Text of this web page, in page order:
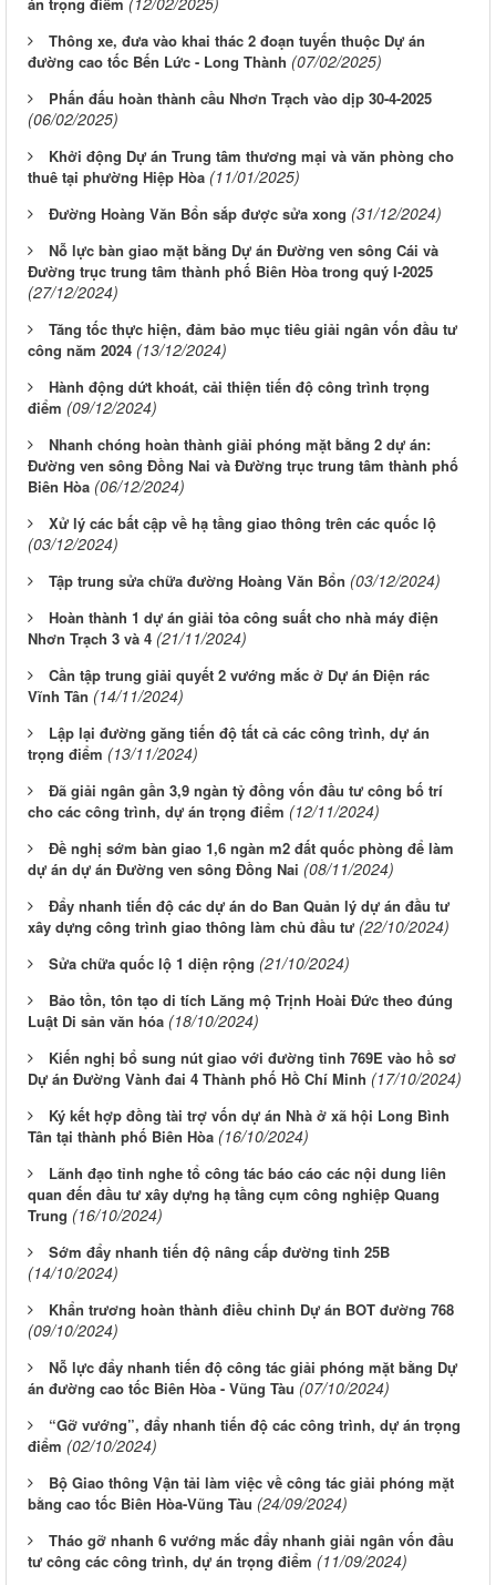
Thông xe, đưa vào khai thác 2 đoạn tuyến thuộc Dự án
đường cao tốc Bến Lức - Long Thành (07/02/2025)
Phấn đấu hoàn thành cầu Nhơn Trạch vào dịp 30-4-2025
(06/02/2025)
Khởi động Dự án Trung tâm thương mại và văn phòng cho
thuê tại phường Hiệp Hòa (11/01/2025)
Đường Hoàng Văn Bổn sắp được sửa xong (31/12/2024)
Nỗ lực bàn giao mặt bằng Dự án Đường ven sông Cái và
Đường trục trung tâm thành phố Biên Hòa trong quý I-2025
(27/12/2024)
Tăng tốc thực hiện, đảm bảo mục tiêu giải ngân vốn đầu tư
công năm 2024 (13/12/2024)
Hành động dứt khoát, cải thiện tiến độ công trình trọng
điểm (09/12/2024)
Nhanh chóng hoàn thành giải phóng mặt bằng 2 dự án:
Đường ven sông Đồng Nai và Đường trục trung tâm thành phố
Biên Hòa (06/12/2024)
Xử lý các bất cập về hạ tầng giao thông trên các quốc lộ
(03/12/2024)
Tập trung sửa chữa đường Hoàng Văn Bổn (03/12/2024)
Hoàn thành 1 dự án giải tỏa công suất cho nhà máy điện
Nhơn Trạch 3 và 4 (21/11/2024)
Cần tập trung giải quyết 2 vướng mắc ở Dự án Điện rác
Vĩnh Tân (14/11/2024)
Lập lại đường găng tiến độ tất cả các công trình, dự án
trọng điểm (13/11/2024)
Đã giải ngân gần 3,9 ngàn tỷ đồng vốn đầu tư công bố trí
cho các công trình, dự án trọng điểm (12/11/2024)
Đề nghị sớm bàn giao 1,6 ngàn m2 đất quốc phòng để làm
dự án dự án Đường ven sông Đồng Nai (08/11/2024)
Đẩy nhanh tiến độ các dự án do Ban Quản lý dự án đầu tư
xây dựng công trình giao thông làm chủ đầu tư (22/10/2024)
Sửa chữa quốc lộ 1 diện rộng (21/10/2024)
Bảo tồn, tôn tạo di tích Lăng mộ Trịnh Hoài Đức theo đúng
Luật Di sản văn hóa (18/10/2024)
Kiến nghị bổ sung nút giao với đường tỉnh 769E vào hồ sơ
Dự án Đường Vành đai 4 Thành phố Hồ Chí Minh (17/10/2024)
Ký kết hợp đồng tài trợ vốn dự án Nhà ở xã hội Long Bình
Tân tại thành phố Biên Hòa (16/10/2024)
Lãnh đạo tỉnh nghe tổ công tác báo cáo các nội dung liên
quan đến đầu tư xây dựng hạ tầng cụm công nghiệp Quang
Trung (16/10/2024)
Sớm đẩy nhanh tiến độ nâng cấp đường tỉnh 25B
(14/10/2024)
Khẩn trương hoàn thành điều chỉnh Dự án BOT đường 768
(09/10/2024)
Nỗ lực đẩy nhanh tiến độ công tác giải phóng mặt bằng Dự
án đường cao tốc Biên Hòa - Vũng Tàu (07/10/2024)
“Gỡ vướng”, đẩy nhanh tiến độ các công trình, dự án trọng
điểm (02/10/2024)
Bộ Giao thông Vận tải làm việc về công tác giải phóng mặt
bằng cao tốc Biên Hòa-Vũng Tàu (24/09/2024)
Tháo gỡ nhanh 6 vướng mắc đẩy nhanh giải ngân vốn đầu
tư công các công trình, dự án trọng điểm (11/09/2024)